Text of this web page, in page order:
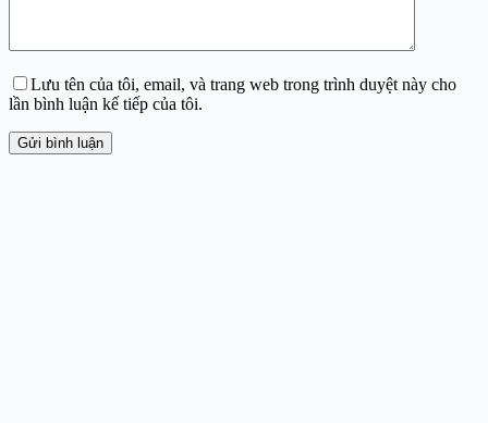
Lưu tên của tôi, email, và trang web trong trình duyệt này cho
lần bình luận kế tiếp của tôi.
Gửi bình luận